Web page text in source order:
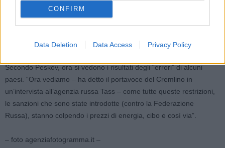
CONFIRM
Data Deletion Data Access Privacy Policy
grande perchè la guerra contro di essa non torni indietro come un
boomerang”, ha detto Peskov. “Spingere la Russia fuori dalla vita
davvero impossibile. E il ritmo degli sviluppi degli ultimi mesi lo
Secondo Peskov, ora si vedono i risultati degli “errori” di alcuni
paesi. “Ora vediamo – ha detto il portavoce del Cremlino in
un’intervista all’agenzia russa Tass – come tutte queste restrizioni,
le sanzioni che sono state introdotte (contro la Federazione
Russa), stanno colpendo i prezzi di energia, cibo e così via”.
– foto agenziafotogramma.it –